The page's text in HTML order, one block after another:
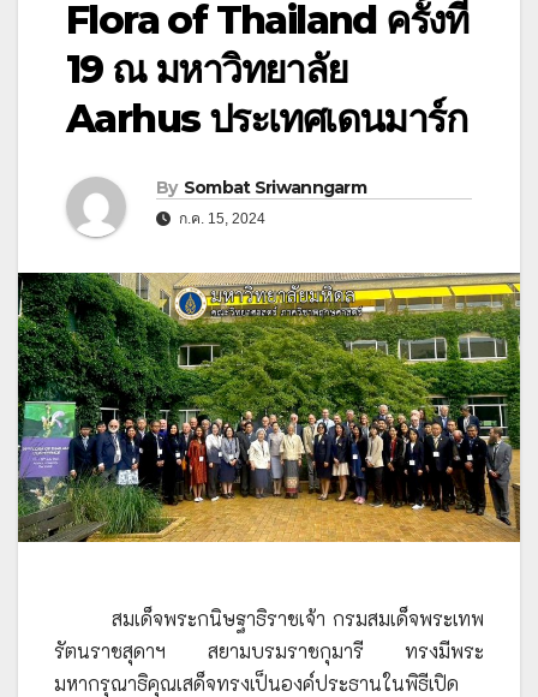
Flora of Thailand ครั้งที่
19 ณ มหาวิทยาลัย
Aarhus ประเทศเดนมาร์ก
By Sombat Sriwanngarm
ก.ค. 15, 2024
สมเด็จพระกนิษฐาธิราชเจ้า กรมสมเด็จพระเทพ
รัตนราชสุดาฯ สยามบรมราชกุมารี ทรงมีพระ
มหากรุณาธิคุณเสด็จทรงเป็นองค์ประธานในพิธีเปิด